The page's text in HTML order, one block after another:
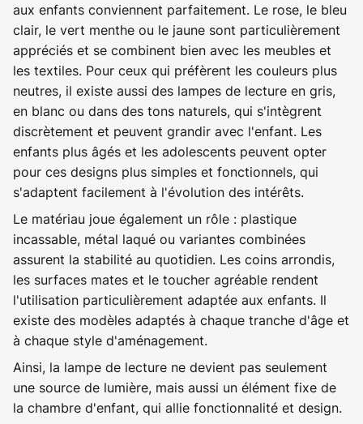
aux enfants conviennent parfaitement. Le rose, le bleu
clair, le vert menthe ou le jaune sont particulièrement
appréciés et se combinent bien avec les meubles et
les textiles. Pour ceux qui préfèrent les couleurs plus
neutres, il existe aussi des lampes de lecture en gris,
en blanc ou dans des tons naturels, qui s'intègrent
discrètement et peuvent grandir avec l'enfant. Les
enfants plus âgés et les adolescents peuvent opter
pour ces designs plus simples et fonctionnels, qui
s'adaptent facilement à l'évolution des intérêts.
Le matériau joue également un rôle : plastique
incassable, métal laqué ou variantes combinées
assurent la stabilité au quotidien. Les coins arrondis,
les surfaces mates et le toucher agréable rendent
l'utilisation particulièrement adaptée aux enfants. Il
existe des modèles adaptés à chaque tranche d'âge et
à chaque style d'aménagement.
Ainsi, la lampe de lecture ne devient pas seulement
une source de lumière, mais aussi un élément fixe de
la chambre d'enfant, qui allie fonctionnalité et design.